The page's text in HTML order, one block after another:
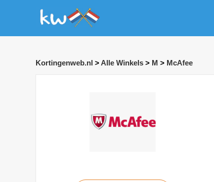
Kortingenweb.nl > Alle Winkels > M > McAfee